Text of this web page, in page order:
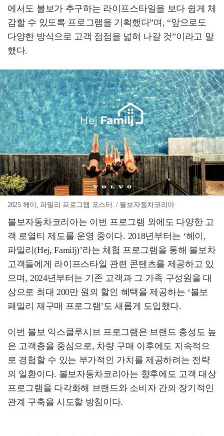
에서도 볼보가 추구하는 라이프스타일을 보다 쉽게 체
감할 수 있도록 프로그램을 기획했다”며, “앞으로도
다양한 방식으로 고객 접점을 넓혀 나갈 것”이라고 말
했다.
2025 헤이, 파밀리 프로그램 포스터. / 볼보자동차코리아
볼보자동차코리아는 이번 프로그램 외에도 다양한 고
객 로열티 제도를 운영 중이다. 2018년부터는 ‘헤이,
파밀리(Hej, Familj)’라는 체험 프로그램을 통해 볼보차
고객들에게 라이프스타일 관련 콘텐츠를 제공하고 있
으며, 2024년부터는 기존 고객과 그 가족 구성원을 대
상으로 최대 200만 원의 할인 혜택을 제공하는 ‘볼보
패밀리 재구매 프로그램’도 새롭게 도입했다.
이번 볼보 익스클루시브 프로그램은 브랜드 충성도 높
은 고객층을 중심으로, 차량 구매 이후에도 지속적으
로 경험할 수 있는 부가적인 가치를 제공하려는 전략
의 일환이다. 볼보자동차코리아는 향후에도 고객 대상
프로그램을 다각화해 브랜드와 소비자 간의 장기적인
관계 구축을 시도할 방침이다.